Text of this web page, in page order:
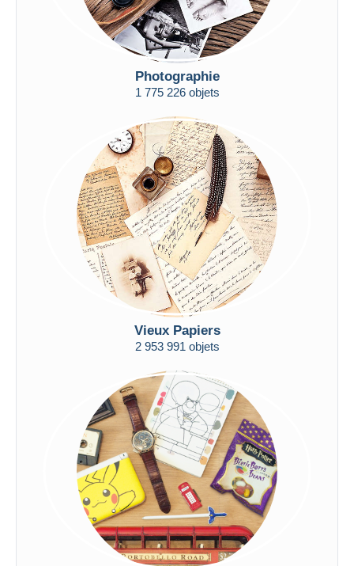
Photographie
1 775 226 objets
Vieux Papiers
2 953 991 objets